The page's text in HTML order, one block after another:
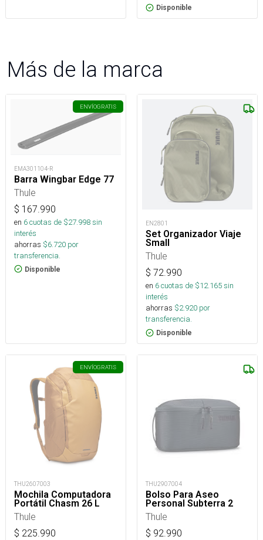
Disponible
Más de la marca
ENVÍOGRATIS
EMA301104-R
Barra Wingbar Edge 77
Thule
$ 167.990
en 6cuotas de $27.998sin
interés
ahorras $6.720 por
transferencia.
Disponible
EN2801
Set Organizador Viaje
Small
Thule
$ 72.990
en 6cuotas de $12.165sin
interés
ahorras $2.920 por
transferencia.
Disponible
ENVÍOGRATIS
THU2607003
Mochila Computadora
Portátil Chasm 26 L
Thule
$ 225.990
THU2907004
Bolso Para Aseo
Personal Subterra 2
Thule
$ 92.990